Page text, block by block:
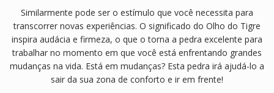
Similarmente pode ser o estímulo que você necessita para
transcorrer novas experiências. O significado do Olho do Tigre
inspira audácia e firmeza, o que o torna a pedra excelente para
trabalhar no momento em que você está enfrentando grandes
mudanças na vida. Está em mudanças? Esta pedra irá ajudá-lo a
sair da sua zona de conforto e ir em frente!